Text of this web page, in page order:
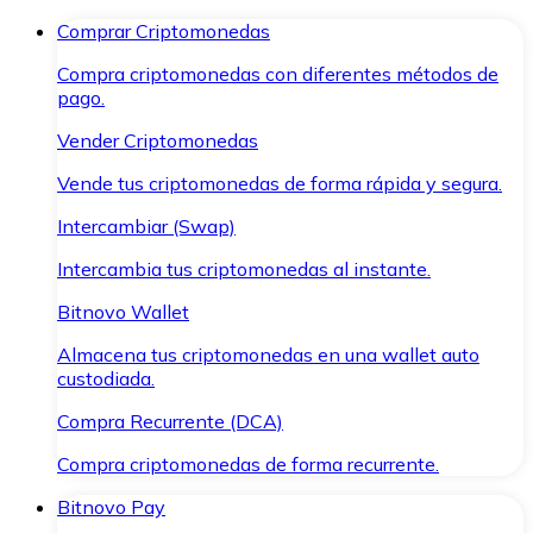
Comprar Criptomonedas
Compra criptomonedas con diferentes métodos de
pago.
Vender Criptomonedas
Vende tus criptomonedas de forma rápida y segura.
Intercambiar (Swap)
Intercambia tus criptomonedas al instante.
Bitnovo Wallet
Almacena tus criptomonedas en una wallet auto
custodiada.
Compra Recurrente (DCA)
Compra criptomonedas de forma recurrente.
Bitnovo Pay